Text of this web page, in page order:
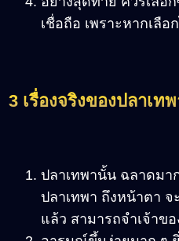
เชื่อถือ เพราะหากเลื
3 เรื่องจริงของปลาเ
ปลาเทพานั้น ฉลาดมา
ปลาเทพา ถึงหน้าตา จ
แล้ว สามารถจำเจ้าข